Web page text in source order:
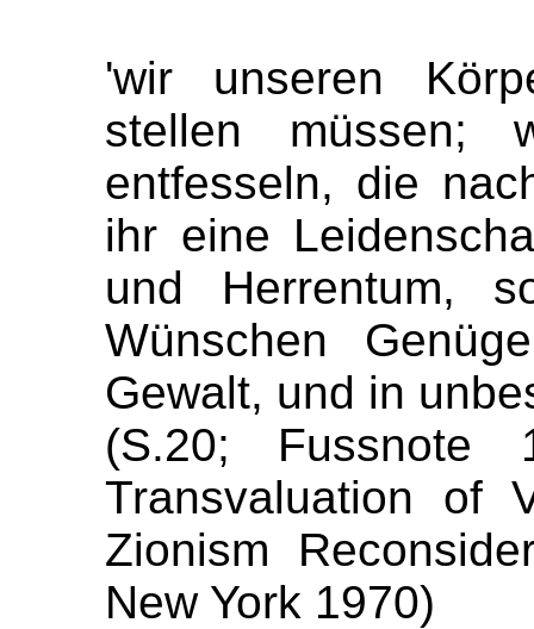
'wir unseren
stellen müssen;
entfesseln, die
ihr eine
und Herrentum,
Wünschen
Gewalt, und in
(S.20; Fussnote
Transvaluation of
Zionism
New York 1970)